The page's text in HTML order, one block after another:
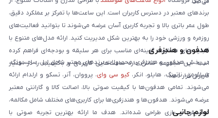
برندهای معتبر در دسترس کاربران است. این ساعت‌ها با تمرکز بر عملکرد دقیق،
طول عمر باتری بالا و تجربه کاربری آسان عرضه می‌شوند تا بتوانید فعالیت‌های
روزمره و ورزشی خود را به بهترین شکل مدیریت کنید. ارائه مدل‌های متنوع با
قابلیت‌های متفاوت، گزینه‌ای مناسب برای هر سلیقه و بودجه‌ای فراهم کرده
است. این مجموعه تلاش دارد ساعت‌هایی کاربردی و باکیفیت را در اختیار
کاربران قرار دهد.
هدفون و هندزفری
در بخش هدفون و هندزفری، محصولات برندهای معتبر شامل اپل، سامسونگ،
شیائومی، ناتینگ، هایلو، انکر، کیو سی وای، پرووان، آنر، تسکو و ارلدام ارائه
می‌شوند. تمامی هدفون‌ها با کیفیت صوتی بالا، اصالت کالا و گارانتی معتبر
عرضه می‌شوند. هدفون‌ها و هندزفری‌ها برای کاربری‌های مختلف شامل مکالمه،
موسیقی و بازی طراحی شده‌اند. هدف ما ارائه بهترین تجربه صوتی با
لوازم جانبی